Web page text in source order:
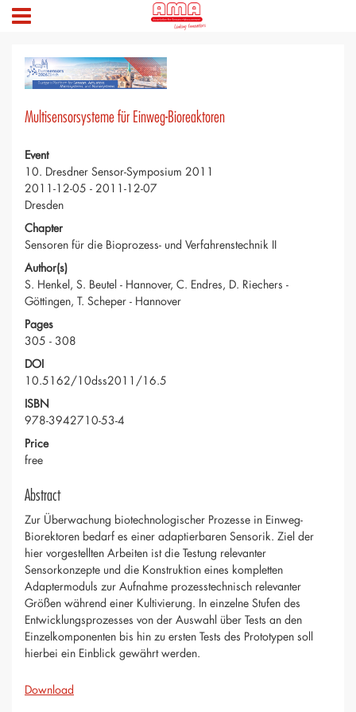
Multisensorsysteme für Einweg-Bioreaktoren
Event
10. Dresdner Sensor-Symposium 2011
2011-12-05 - 2011-12-07
Dresden
Chapter
Sensoren für die Bioprozess- und Verfahrenstechnik II
Author(s)
S. Henkel, S. Beutel - Hannover, C. Endres, D. Riechers -
Göttingen, T. Scheper - Hannover
Pages
305 - 308
DOI
10.5162/10dss2011/16.5
ISBN
978-3942710-53-4
Price
free
Abstract
Zur Überwachung biotechnologischer Prozesse in Einweg-
Biorektoren bedarf es einer adaptierbaren Sensorik. Ziel der
hier vorgestellten Arbeiten ist die Testung relevanter
Sensorkonzepte und die Konstruktion eines kompletten
Adaptermoduls zur Aufnahme prozesstechnisch relevanter
Größen während einer Kultivierung. In einzelne Stufen des
Entwicklungsprozesses von der Auswahl über Tests an den
Einzelkomponenten bis hin zu ersten Tests des Prototypen soll
hierbei ein Einblick gewährt werden.
Download